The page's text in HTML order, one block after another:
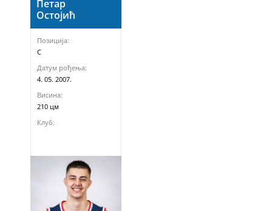
Петар
Остојић
Позиција:
C
Датум рођења:
4. 05. 2007.
Висина:
210 цм
Клуб: